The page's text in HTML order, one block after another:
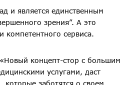
и является единственным
зрения”. А это
сервиса.
концепт-стор с большим
услугами, даст